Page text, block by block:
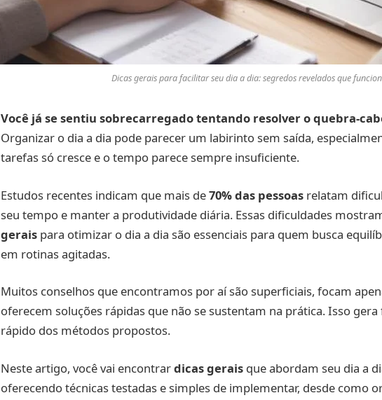
Dicas gerais para facilitar seu dia a dia: segredos revelados que
Você já se sentiu sobrecarregado tentando resolver o quebra-
Organizar o dia a dia pode parecer um labirinto sem saída,
tarefas só cresce e o tempo parece sempre insuficiente.
Estudos recentes indicam que mais de70% das pessoas relatam
seu tempo e manter a produtividade diária. Essas dificuldades
gerais para otimizar o dia a dia são essenciais para quem busca
em rotinas agitadas.
Muitos conselhos que encontramos por aí são superficiais, focam
oferecem soluções rápidas que não se sustentam na prática. Isso
rápido dos métodos propostos.
Neste artigo, você vai encontrardicas gerais que abordam seu dia a
oferecendo técnicas testadas e simples de implementar, desde como